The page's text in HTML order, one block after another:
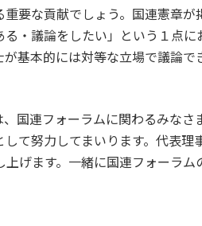
要な貢献でしょう。国連憲章が
・議論をしたい」という１点に
基本的には対等な立場で議論で
国連フォーラムに関わるみなさ
て努力してまいります。代表理
げます。一緒に国連フォーラム